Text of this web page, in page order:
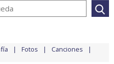
Fotos Canciones